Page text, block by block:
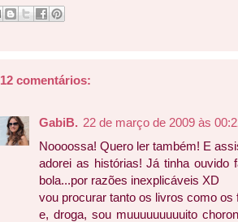
12 comentários:
GabiB. 22 de março de 2009 às
Noooossa! Quero ler também! E
adorei as histórias! Já tinha ouvido
bola...por razões inexplicáveis XD
vou procurar tanto os livros como os
e, droga, sou muuuuuuuuuito